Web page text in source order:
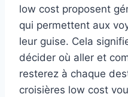
low cost proposent
qui permettent aux
leur guise. Cela
décider où aller et
resterez à chaque
croisières low cost